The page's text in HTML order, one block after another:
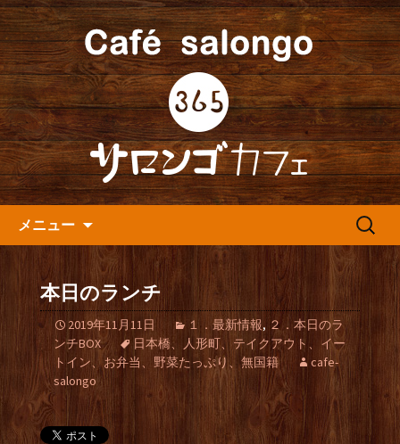
人形町の『365(サロンゴ)カフ
ェ』よりお知らせ
人形町の音楽カフェ『365カフェ』より
最新情報をお届けします。
メニュー
検
本日のランチ
2019年11月11日 １．最新情報, ２．本日のラ
ンチBOX
日本橋、人形町、テイクアウト、イー
トイン、お弁当、野菜たっぷり、無国籍
cafe-
salongo